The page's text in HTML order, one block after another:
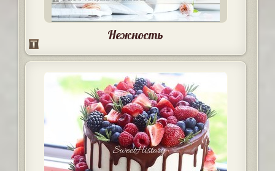
Нежность